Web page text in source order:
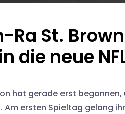
Ra St.
die neue
hat gerade erst
Am ersten Spieltag gelang